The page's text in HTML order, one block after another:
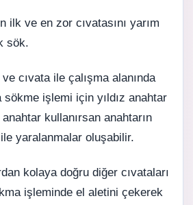
ilk ve en zor cıvatasını yarım
sök.
ve cıvata ile çalışma alanında
işlemi için yıldız anahtar
kullanırsan anahtarın
yaralanmalar oluşabilir.
kolaya doğru diğer cıvataları
işleminde el aletini çekerek